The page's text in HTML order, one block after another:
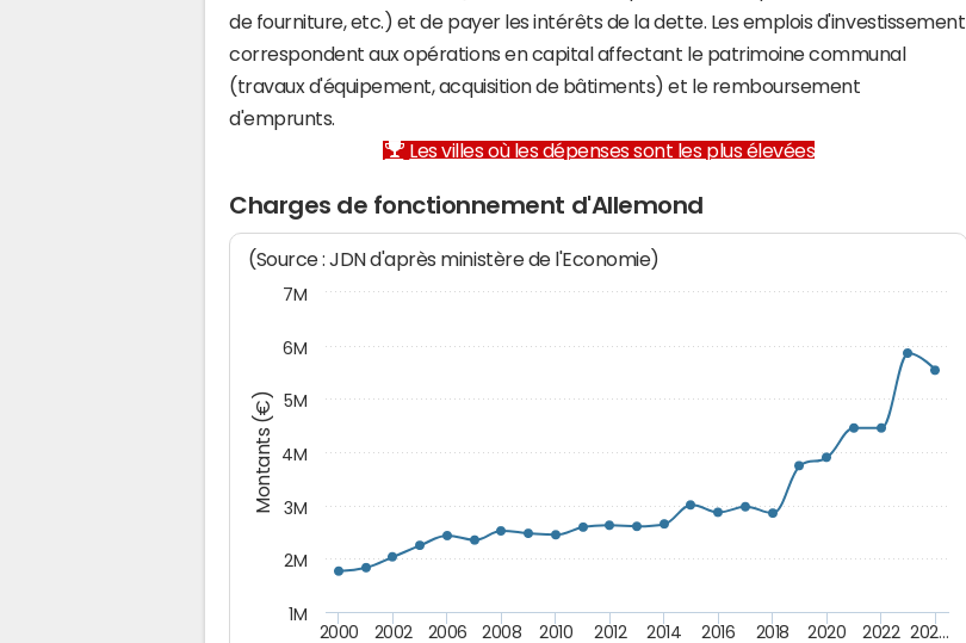
de fourniture, etc.) et de payer les intérêts de la dette. Les emplois d'investissement
correspondent aux opérations en capital affectant le patrimoine communal
(travaux d'équipement, acquisition de bâtiments) et le remboursement
d'emprunts.
Les villes où les dépenses sont les plus élevées
Charges de fonctionnement d'Allemond
Montants (€)
(Source : JDN d'après ministère de l'Economie)
2000 2002 2006 2008 2010 2012 2014 2016 2018 2020 2022 202…
1M
2M
3M
4M
5M
6M
7M